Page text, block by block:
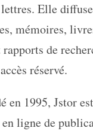
Elle
mémoires,
de
réservé.
en 1995, Jstor
en ligne de